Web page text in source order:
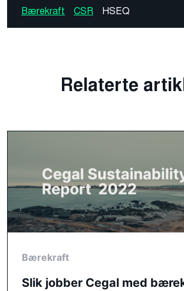
Bærekraft CSR HSEQ
Relaterte
Bærekraft
Slik jobber Cegal med